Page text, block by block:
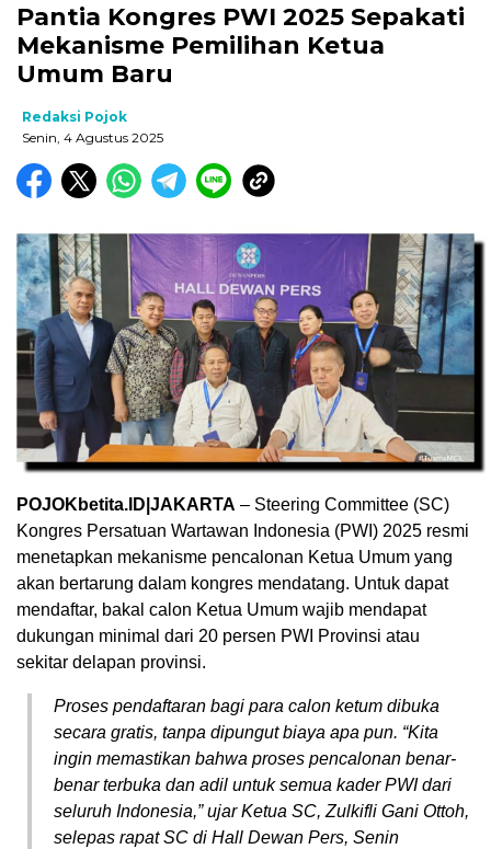
Pantia Kongres PWI 2025 Sepakati
Mekanisme Pemilihan Ketua
Umum Baru
Redaksi Pojok
Senin, 4 Agustus 2025
POJOKbetita.ID|JAKARTA – Steering Committee (SC)
Kongres Persatuan Wartawan Indonesia (PWI) 2025 resmi
menetapkan mekanisme pencalonan Ketua Umum yang
akan bertarung dalam kongres mendatang. Untuk dapat
mendaftar, bakal calon Ketua Umum wajib mendapat
dukungan minimal dari 20 persen PWI Provinsi atau
sekitar delapan provinsi.
Proses pendaftaran bagi para calon ketum dibuka
secara gratis, tanpa dipungut biaya apa pun. “Kita
ingin memastikan bahwa proses pencalonan benar-
benar terbuka dan adil untuk semua kader PWI dari
seluruh Indonesia,” ujar Ketua SC, Zulkifli Gani Ottoh,
selepas rapat SC di Hall Dewan Pers, Senin